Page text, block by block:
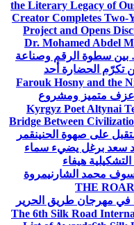
the Literary Legacy of
Creator Completes Two-
Project and Opens
Dr. Mohamed Abdel
بين سطوة الرقم وصناعة
تكرّم الحضارة أحد
Farouk Hosny and the
متميز ومشروع
Kyrgyz Poet Altynai
Bridge Between
على صهوة الحنينقمر
سعد برغل يضيء سماء
هيفاء
محمد الشارنيمروة
THE
في مهرجان طريق الحرير
The 6th Silk Road